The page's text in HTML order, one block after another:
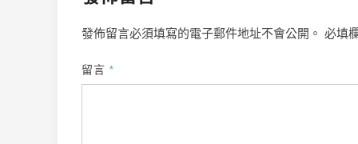
發佈留言必須填寫的電子郵件地址不會公開。 必填
留言 *